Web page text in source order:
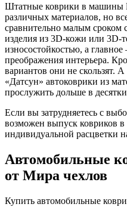
Штатные коврики в машины
различных материалов, но
сравнительно малым
изделия из 3D-кожи или 3D-
износостойкостью, а
преображения интерьера.
вариантов они не скользят.
«Датсун» автоковрики из
прослужить дольше в десятки
Если вы затрудняетесь с
возможен выпуск ковриков
индивидуальной расцветки
Автомобильные
от Мира чехлов
Купить автомобильные